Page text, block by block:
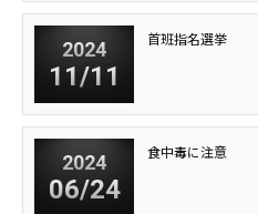
2024
11/11
首班指名選挙
2024
06/24
食中毒に注意